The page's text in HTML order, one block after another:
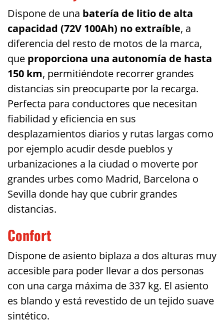
Dispone de una batería de litio de alta
capacidad (72V 100Ah) no extraíble, a
diferencia del resto de motos de la marca,
que proporciona una autonomía de hasta
150 km, permitiéndote recorrer grandes
distancias sin preocuparte por la recarga.
Perfecta para conductores que necesitan
fiabilidad y eficiencia en sus
desplazamientos diarios y rutas largas como
por ejemplo acudir desde pueblos y
urbanizaciones a la ciudad o moverte por
grandes urbes como Madrid, Barcelona o
Sevilla donde hay que cubrir grandes
distancias.
Confort
Dispone de asiento biplaza a dos alturas muy
accesible para poder llevar a dos personas
con una carga máxima de 337 kg. El asiento
es blando y está revestido de un tejido suave
sintético.